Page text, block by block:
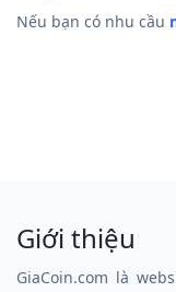
Nếu bạn có nhu cầu
Giới thiệu
GiaCoin.com là